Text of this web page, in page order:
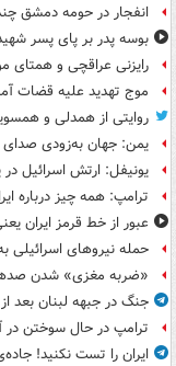
انفجار در حومه دمشق
بوسه‌ پدر بر پای پسر
رایزنی عراقچی و همتای
موج تهدید علیه قضات
روایتی از همدلی و
یمن: جهان به‌زودی صدای
یونیفل: ارتش اسرائیل در یک روز ۱۱۳ توپ به جنوب
ترامپ: همه چیز درباره
عبور از خط قرمز ایران
حمله نیروهای اسرائیلی
«ضربه مغزی» شدن صدها
جنگ در جبهه لبنان بعد
ترامپ در حال سوختن
ایران را تست نکنید!